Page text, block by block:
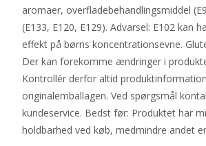
aromaer, overfladebehandlingsmiddel
(E133, E120, E129). Advarsel: E102 kan
effekt på børns koncentrationsevne.
Der kan forekomme ændringer i
Kontrollér derfor altid
originalemballagen. Ved spørgsmål
kundeservice. Bedst før: Produktet har
holdbarhed ved køb, medmindre andet